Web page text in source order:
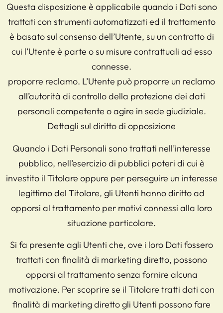
Questa disposizione è applicabile quando i Dati sono
trattati con strumenti automatizzati ed il trattamento
è basato sul consenso dell’Utente, su un contratto di
cui l’Utente è parte o su misure contrattuali ad esso
connesse.
proporre reclamo. L’Utente può proporre un reclamo
all’autorità di controllo della protezione dei dati
personali competente o agire in sede giudiziale.
Dettagli sul diritto di opposizione
Quando i Dati Personali sono trattati nell’interesse
pubblico, nell’esercizio di pubblici poteri di cui è
investito il Titolare oppure per perseguire un interesse
legittimo del Titolare, gli Utenti hanno diritto ad
opporsi al trattamento per motivi connessi alla loro
situazione particolare.
Si fa presente agli Utenti che, ove i loro Dati fossero
trattati con finalità di marketing diretto, possono
opporsi al trattamento senza fornire alcuna
motivazione. Per scoprire se il Titolare tratti dati con
finalità di marketing diretto gli Utenti possono fare